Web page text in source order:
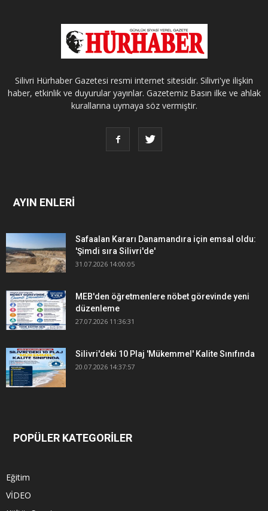
Silivri Hürhaber Gazetesi resmi internet sitesidir. Silivri'ye ilişkin
haber, etkinlik ve duyurular yayınlar. Gazetemiz Basın ilke ve ahlak
kurallarına uymaya söz vermiştir.
AYIN ENLERİ
Safaalan Kararı Danamandıra için emsal oldu:
'Şimdi sıra Silivri'de'
31.07.2026 14:00:05
MEB'den öğretmenlere nöbet görevinde yeni
düzenleme
27.07.2026 11:36:31
Silivri'deki 10 Plaj 'Mükemmel' Kalite Sınıfında
20.07.2026 14:37:57
POPÜLER KATEGORİLER
Eğitim
VİDEO